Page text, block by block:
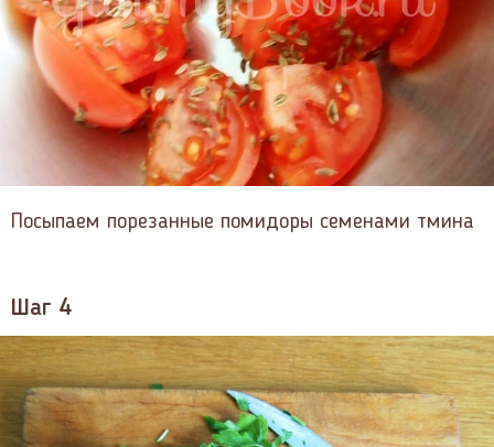
Посыпаем порезанные помидоры семенами тмина
Шаг 4